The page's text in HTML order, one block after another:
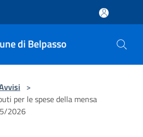
di Belpasso
>
per le spese della mensa
2026